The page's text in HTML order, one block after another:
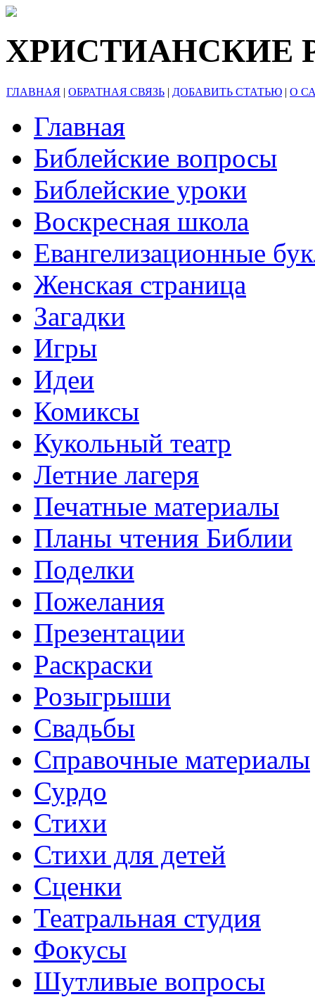
ХРИСТИАНСКИЕ
ГЛАВНАЯ | ОБРАТНАЯ СВЯЗЬ | ДОБАВИТЬ СТАТЬЮ | О
Главная
Библейские вопросы
Библейские уроки
Воскресная школа
Евангелизационные
Женская страница
Загадки
Игры
Идеи
Комиксы
Кукольный театр
Летние лагеря
Печатные материалы
Планы чтения Библии
Поделки
Пожелания
Презентации
Раскраски
Розыгрыши
Свадьбы
Справочные материалы
Сурдо
Стихи
Стихи для детей
Сценки
Театральная студия
Фокусы
Шутливые вопросы